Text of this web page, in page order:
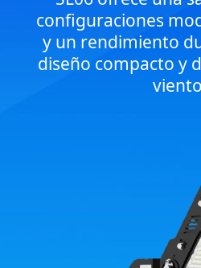
configuraciones
y un rendimiento
diseño compacto y